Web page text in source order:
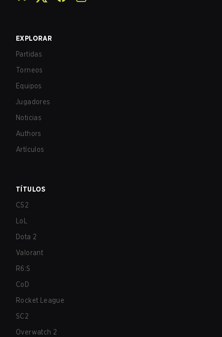
EXPLORAR
Partidas
Torneos
Equipos
Jugadores
Noticias
Authors
Artículos
TÍTULOS
CS2
LoL
Dota 2
Valorant
R6:S
CoD
Rocket League
SC2
Overwatch 2